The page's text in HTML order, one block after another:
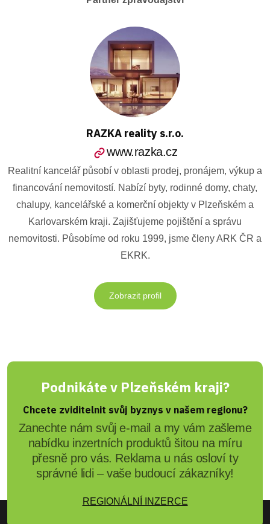
RAZKA reality s.r.o.
www.razka.cz
Realitní kancelář působí v oblasti prodej, pronájem, výkup a
financování nemovitostí. Nabízí byty, rodinné domy, chaty,
chalupy, kancelářské a komerční objekty v Plzeňském a
Karlovarském kraji. Zajišťujeme pojištění a správu
nemovitosti. Působíme od roku 1999, jsme členy ARK ČR a
EKRK.
Zobrazit profil
Podnikáte v Plzeňském kraji?
Chcete zviditelnit svůj byznys v našem regionu?
Zanechte nám svůj e-mail a my vám zašleme
nabídku inzertních produktů šitou na míru
přesně pro vás. Reklama u nás osloví ty
správné lidi – vaše budoucí zákazníky!
REGIONÁLNÍ INZERCE